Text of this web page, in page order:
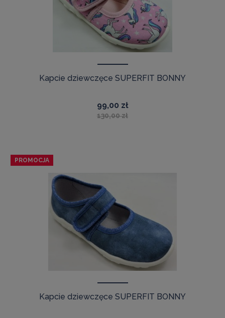
Kapcie dziewczęce SUPERFIT BONNY
99,00 zł
130,00 zł
Kapcie dziewczęce SUPERFIT BONNY
PROMOCJA